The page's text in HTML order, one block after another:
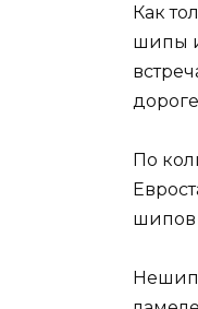
Как
шипы
По
шипов